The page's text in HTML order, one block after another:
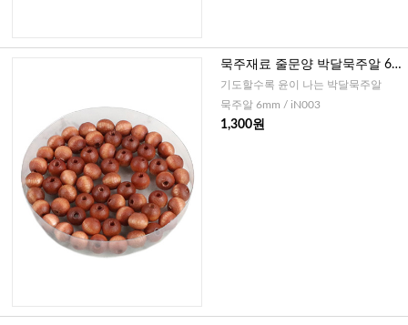
묵주재료 줄문양 박달묵주알 6m
m-20개
기도할수록 윤이 나는 박달묵주알
묵주알 6mm / iN003
1,300원